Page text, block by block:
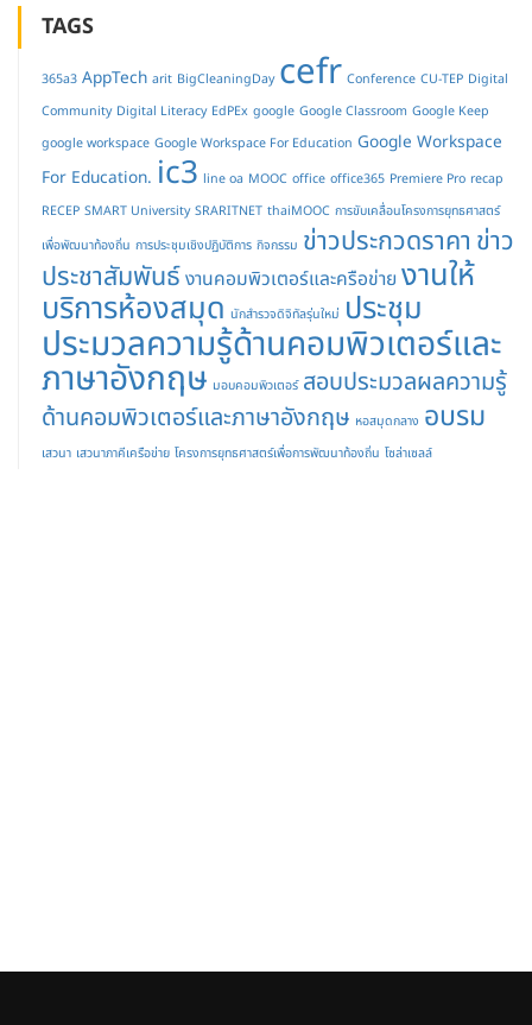
TAGS
365a3 AppTech arit BigCleaningDay cefr Conference CU-TEP Digital
Community Digital Literacy EdPEx google Google Classroom Google Keep
google workspace Google Workspace For Education Google Workspace
For Education. ic3 line oa MOOC office office365 Premiere Pro recap
RECEP SMART University SRARITNET thaiMOOC การขับเคลื่อนโครงการยุทธศาสตร์
เพื่อพัฒนาท้องถิ่น การประชุมเชิงปฏิบัติการ กิจกรรม ข่าวประกวดราคา ข่าว
ประชาสัมพันธ์งานคอมพิวเตอร์และครือข่าย งานให้
บริการห้องสมุด นักสำรวจดิจิทัลรุ่นใหม่ ประชุม
ประมวลความรู้ด้านคอมพิวเตอร์และ
ภาษาอังกฤษ มอบคอมพิวเตอร์ สอบประมวลผลความรู้
ด้านคอมพิวเตอร์และภาษาอังกฤษ หอสมุดกลาง อบรม
เสวนา เสวนาภาคีเครือข่าย โครงการยุทธศาสตร์เพื่อการพัฒนาท้องถิ่น โซล่าเซลล์